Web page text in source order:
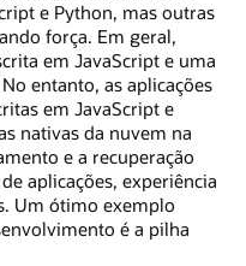
e Python, mas outras
força. Em geral,
em JavaScript e uma
entanto, as aplicações
em JavaScript e
nativas da nuvem na
e a recuperação
aplicações, experiência
Um ótimo exemplo
é a pilha